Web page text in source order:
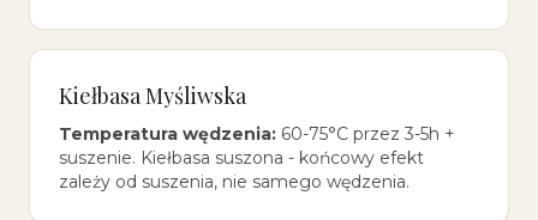
Kiełbasa Myśliwska
Temperatura wędzenia: 60-75°C przez 3-5h +
suszenie. Kiełbasa suszona - końcowy efekt
zależy od suszenia, nie samego wędzenia.